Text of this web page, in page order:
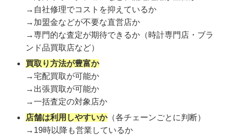
→自社修理でコストを抑えているか
→加盟金などが不要な直営店か
→専門的な査定が期待できるか（時計専門店・ブラ
ンド品買取店など）
買取り方法が豊富か
→宅配買取が可能か
→出張買取が可能か
→一括査定の対象店か
店舗は利用しやすいか（各チェーンごとに判断）
→19時以降も営業しているか